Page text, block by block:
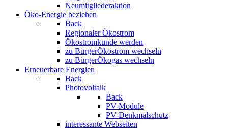
Neumitgliederaktion
Öko-Energie beziehen
Back
Regionaler Ökostrom
Ökostromkunde werden
zu BürgerÖkostrom wechseln
zu BürgerÖkogas wechseln
Erneuerbare Energien
Back
Photovoltaik
Back
PV-Module
PV-Denkmalschutz
interessante Webseiten